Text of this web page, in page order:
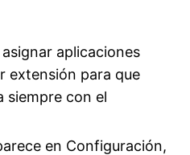
aplicaciones
extensión para que
siempre con el
en Configuración,